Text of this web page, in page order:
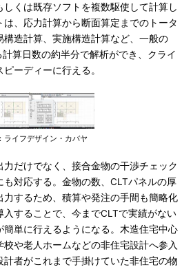
しくは既存ソフトを複数駆使して計算し
、応力計算から断面算定までのトータ
構造計算、実施構造計算など、一般の
算日数の約半分で解析ができ、クライ
ーディーに行える。
ライフデザイン・カバヤ
だけでなく、接合金物の干渉チェック
も対応する。金物の数、CLTパネルの厚
力するため、積算や発注の手間も簡略化
入することで、今までCLTで実績がない
単に行えるようになる。木造住宅中心
や老人ホームなどの非住宅設計へ参入
計者がこれまで手掛けていた非住宅の物